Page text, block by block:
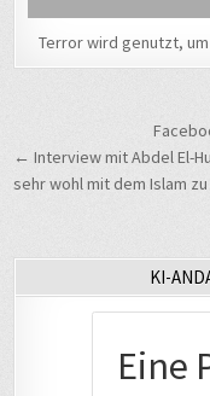
Terror wird genutzt,
← Interview mit Abdel El-
sehr wohl mit dem Islam zu
KI-